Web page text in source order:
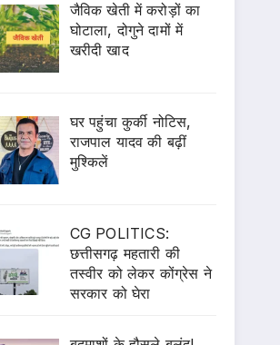
जैविक खेती में करोड़ों का
घोटाला, दोगुने दामों में
खरीदी खाद
घर पहुंचा कुर्की नोटिस,
राजपाल यादव की बढ़ीं
मुश्किलें
CG POLITICS:
छत्तीसगढ़ महतारी की
तस्वीर को लेकर कोंग्रेस ने
सरकार को घेरा